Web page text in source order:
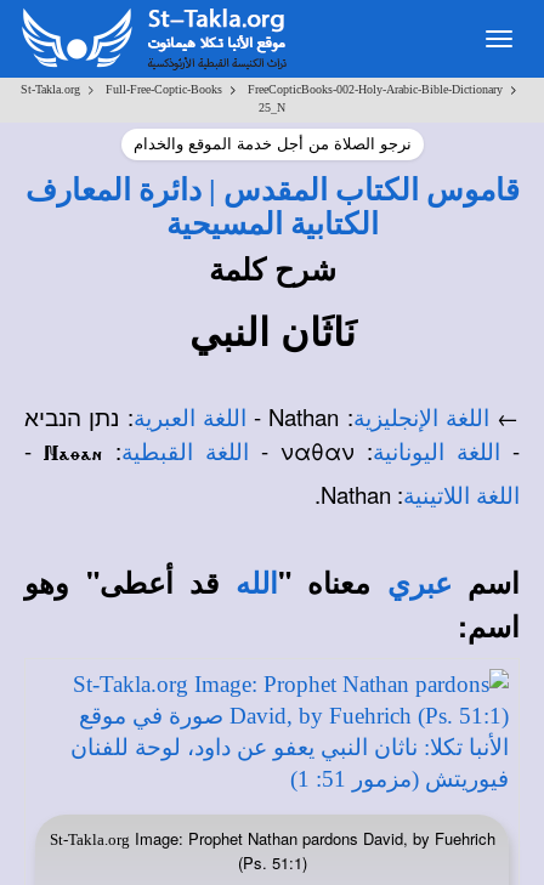
Toggle
navigation
St-Takla.org> Full-Free-Coptic-Books> FreeCopticBooks-002-Holy-Arabic-Bible-Dictionary>
25_N
نرجو الصلاة من أجل خدمة الموقع والخدام
قاموس الكتاب المقدس | دائرة المعارف
الكتابية المسيحية
شرح كلمة
نَاثَان النبي
← اللغة الإنجليزية: Nathan - اللغة العبرية: נתן הנביא
-
اللغة اليونانية: ναθαν - اللغة القبطية:
Naqan
-
اللغة اللاتينية: Nathan.
اسم عبري معناه " الله قد أعطى" وهو
اسم:
St-Takla.org Image: Prophet Nathan pardons David, by Fuehrich
(Ps. 51:1)